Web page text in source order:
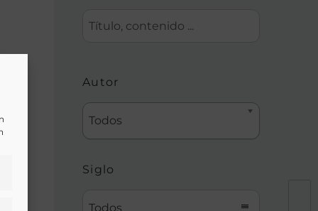
Autor
Todos
Siglo
Todos